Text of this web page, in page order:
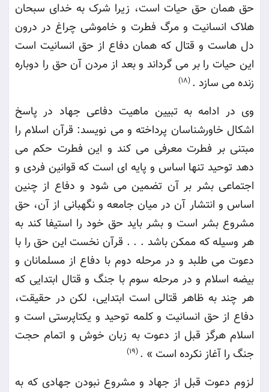
حق همان حق حیات است، زیرا شرک به خدای سبحان
هلاک انسانیت و مرگ فطرت و خاموشی چراغ در درون
دل هاست و قتال که همان دفاع از حق انسانیت است
این حیات را بر می گرداند و بعد از مردن آن حق را دوباره
زنده می سازد .
(18)
وی در ادامه به تبیین ماهیت دفاعی جهاد در پاسخ
اشکال خاورشناسان پرداخته و می نویسد: قرآن اسلام را
مبتنی بر فطرت معرفی می کند و این فطرت حکم می
دهد توحید تنها اساس و پایه ای است که قوانین فردی و
اجتماعی بشر بر آن تضمین می شود و دفاع از چنین
اساس و انتشار آن در میان جامعه و نگهبانی از آن، حق
مشروع بشر است و بشر باید حق خود را استیفا کند به
هر وسیله که ممکن باشد . . . قرآن نخست این حق را با
دعوت می طلبد و در مرحله دوم با دفاع از مسلمانان و
بیضه اسلام و در مرحله سوم با جنگ و قتال ابتدایی که
هر چند به ظاهر قتالی است ابتدایی، لکن در حقیقت،
دفاع از حق انسانیت و کلمه توحید و یکتاپرستی است و
اسلام هرگز قبل از دعوت به زبان خوش و اتمام حجت
جنگ را آغاز نکرده است » .
(19)
لزوم دعوت قبل از جهاد و مشروع نبودن جهادی که به